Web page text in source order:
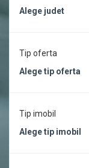
Alege judet
Tip oferta
Alege tip oferta
Tip imobil
Alege tip imobil